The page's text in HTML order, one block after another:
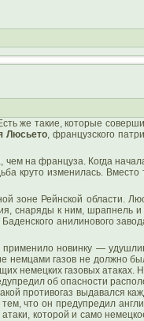
же такие, которые
Люсьето, французского
на француза. Когда
круто изменилась.
зоне Рейнской области.
снаряды к ним, шрапнель
анилинового
новинку —
немцами газов не должно
немецких газовых
об опасности
противогаз выдавался
что он предупредил
которой и само